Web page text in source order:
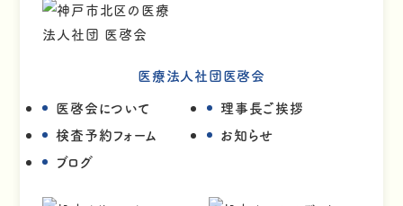
医療法人社団医啓会
医啓会について
理事長ご挨拶
検査予約フォーム
お知らせ
ブログ